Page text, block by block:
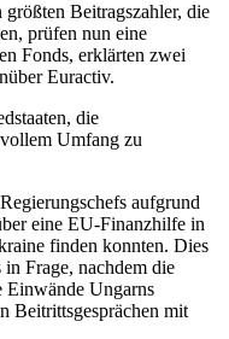
Beitragszahler, die
prüfen nun eine
Fonds, erklärten zwei
Euractiv.
die
Umfang zu
aufgrund
eine EU-Finanzhilfe in
finden konnten. Dies
Frage, nachdem die
Einwände Ungarns
Beitrittsgesprächen mit